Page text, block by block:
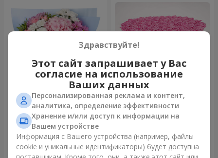
Романтический букет
"Небеса"
2 074 грн
Заказать
Цветы в коробке "101
розовая роза"
Заказать
Здравствуйте!
Этот сайт запрашивает у Вас
согласие на использование
Ваших данных
Персонализированная реклама и контент,
аналитика, определение эффективности
Хранение и/или доступ к информации на
Вашем устройстве
Информация с Вашего устройства (например, файлы
cookie и уникальные идентификаторы) будет доступна